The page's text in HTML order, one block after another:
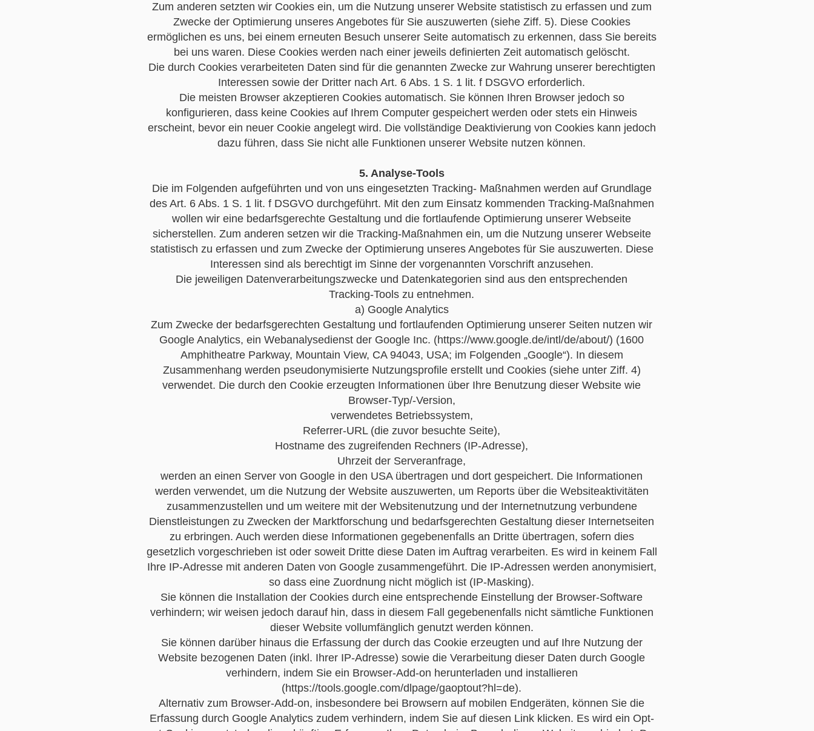
Zum anderen setzten wir Cookies ein, um die Nutzung unserer Website statistisch zu erfassen und zum
Zwecke der Optimierung unseres Angebotes für Sie auszuwerten (siehe Ziff. 5). Diese Cookies
ermöglichen es uns, bei einem erneuten Besuch unserer Seite automatisch zu erkennen, dass Sie bereits
bei uns waren. Diese Cookies werden nach einer jeweils definierten Zeit automatisch gelöscht.
Die durch Cookies verarbeiteten Daten sind für die genannten Zwecke zur Wahrung unserer berechtigten
Interessen sowie der Dritter nach Art. 6 Abs. 1 S. 1 lit. f DSGVO erforderlich.
Die meisten Browser akzeptieren Cookies automatisch. Sie können Ihren Browser jedoch so
konfigurieren, dass keine Cookies auf Ihrem Computer gespeichert werden oder stets ein Hinweis
erscheint, bevor ein neuer Cookie angelegt wird. Die vollständige Deaktivierung von Cookies kann jedoch
dazu führen, dass Sie nicht alle Funktionen unserer Website nutzen können.
5. Analyse-Tools
Die im Folgenden aufgeführten und von uns eingesetzten Tracking- Maßnahmen werden auf Grundlage
des Art. 6 Abs. 1 S. 1 lit. f DSGVO durchgeführt. Mit den zum Einsatz kommenden Tracking-Maßnahmen
wollen wir eine bedarfsgerechte Gestaltung und die fortlaufende Optimierung unserer Webseite
sicherstellen. Zum anderen setzen wir die Tracking-Maßnahmen ein, um die Nutzung unserer Webseite
statistisch zu erfassen und zum Zwecke der Optimierung unseres Angebotes für Sie auszuwerten. Diese
Interessen sind als berechtigt im Sinne der vorgenannten Vorschrift anzusehen.
Die jeweiligen Datenverarbeitungszwecke und Datenkategorien sind aus den entsprechenden
Tracking-Tools zu entnehmen.
a) Google Analytics
Zum Zwecke der bedarfsgerechten Gestaltung und fortlaufenden Optimierung unserer Seiten nutzen wir
Google Analytics, ein Webanalysedienst der Google Inc. (https://www.google.de/intl/de/about/) (1600
Amphitheatre Parkway, Mountain View, CA 94043, USA; im Folgenden „Google“). In diesem
Zusammenhang werden pseudonymisierte Nutzungsprofile erstellt und Cookies (siehe unter Ziff. 4)
verwendet. Die durch den Cookie erzeugten Informationen über Ihre Benutzung dieser Website wie
Browser-Typ/-Version,
verwendetes Betriebssystem,
Referrer-URL (die zuvor besuchte Seite),
Hostname des zugreifenden Rechners (IP-Adresse),
Uhrzeit der Serveranfrage,
werden an einen Server von Google in den USA übertragen und dort gespeichert. Die Informationen
werden verwendet, um die Nutzung der Website auszuwerten, um Reports über die Websiteaktivitäten
zusammenzustellen und um weitere mit der Websitenutzung und der Internetnutzung verbundene
Dienstleistungen zu Zwecken der Marktforschung und bedarfsgerechten Gestaltung dieser Internetseiten
zu erbringen. Auch werden diese Informationen gegebenenfalls an Dritte übertragen, sofern dies
gesetzlich vorgeschrieben ist oder soweit Dritte diese Daten im Auftrag verarbeiten. Es wird in keinem Fall
Ihre IP-Adresse mit anderen Daten von Google zusammengeführt. Die IP-Adressen werden anonymisiert,
so dass eine Zuordnung nicht möglich ist (IP-Masking).
Sie können die Installation der Cookies durch eine entsprechende Einstellung der Browser-Software
verhindern; wir weisen jedoch darauf hin, dass in diesem Fall gegebenenfalls nicht sämtliche Funktionen
dieser Website vollumfänglich genutzt werden können.
Sie können darüber hinaus die Erfassung der durch das Cookie erzeugten und auf Ihre Nutzung der
Website bezogenen Daten (inkl. Ihrer IP-Adresse) sowie die Verarbeitung dieser Daten durch Google
verhindern, indem Sie ein Browser-Add-on herunterladen und installieren
(https://tools.google.com/dlpage/gaoptout?hl=de).
Alternativ zum Browser-Add-on, insbesondere bei Browsern auf mobilen Endgeräten, können Sie die
Erfassung durch Google Analytics zudem verhindern, indem Sie auf diesen Link klicken. Es wird ein Opt-